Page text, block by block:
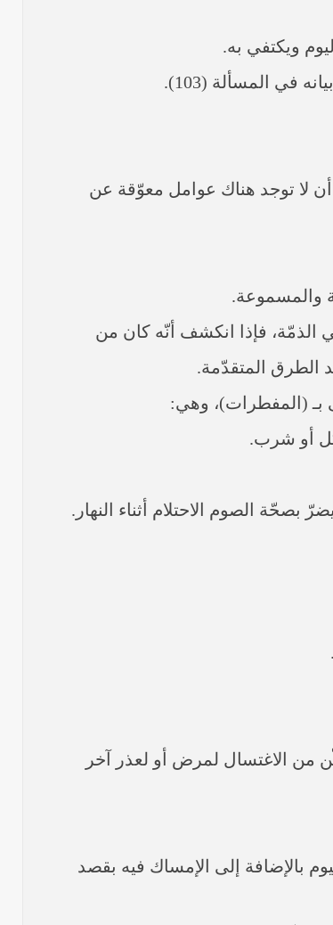
ويكتفي به.
في المسألة (103).
أن لا توجد هناك عوامل معوّقة عن
والمسموعة.
فإذا انكشف أنّه كان من
الطرق المتقدّمة.
أو شرب.
بصحّة الصوم الاحتلام أثناء النهار.
من الاغتسال لمرض أو لعذر آخر
بالإضافة إلى الإمساك فيه بقصد